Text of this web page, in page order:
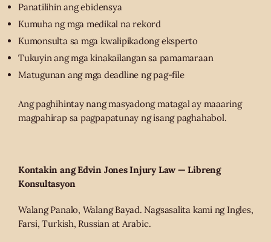
Panatilihin ang ebidensya
Kumuha ng mga medikal na rekord
Kumonsulta sa mga kwalipikadong eksperto
Tukuyin ang mga kinakailangan sa pamamaraan
Matugunan ang mga deadline ng pag-file
Ang paghihintay nang masyadong matagal ay maaaring
magpahirap sa pagpapatunay ng isang paghahabol.
Kontakin ang Edvin Jones Injury Law — Libreng
Konsultasyon
Walang Panalo, Walang Bayad. Nagsasalita kami ng Ingles,
Farsi, Turkish, Russian at Arabic.